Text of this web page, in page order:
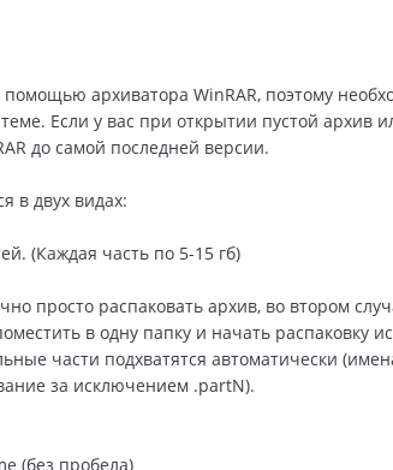
архиватора WinRAR, поэтому
Если у вас при открытии пустой архив
до самой последней версии.
в двух видах:
(Каждая часть по 5-15 гб)
просто распаковать архив, во втором
в одну папку и начать распаковку
части подхватятся автоматически
за исключением .partN).
(без пробела)